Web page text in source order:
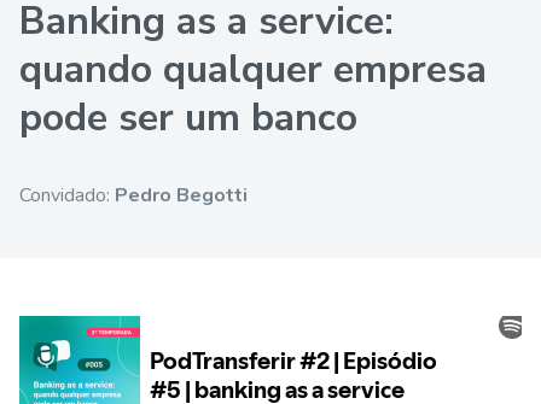
Banking as a service:
quando qualquer empresa
pode ser um banco
Convidado: Pedro Begotti